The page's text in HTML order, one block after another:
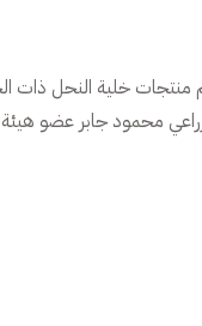
لكم منتجات خلية النحل ذات
محمود جابر عضو